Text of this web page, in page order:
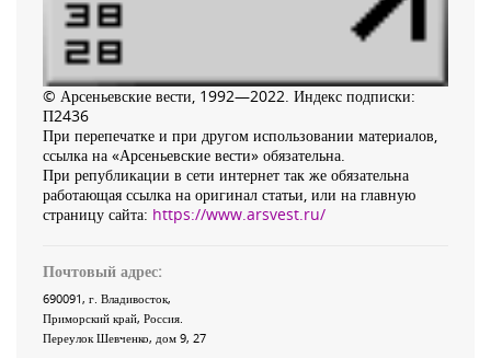
© Арсеньевские вести, 1992—2022. Индекс подписки:
П2436
При перепечатке и при другом использовании материалов,
ссылка на «Арсеньевские вести» обязательна.
При републикации в сети интернет так же обязательна
работающая ссылка на оригинал статьи, или на главную
страницу сайта: https://www.arsvest.ru/
Почтовый адрес:
690091, г. Владивосток,
Приморский край, Россия.
Переулок Шевченко, дом 9, 27